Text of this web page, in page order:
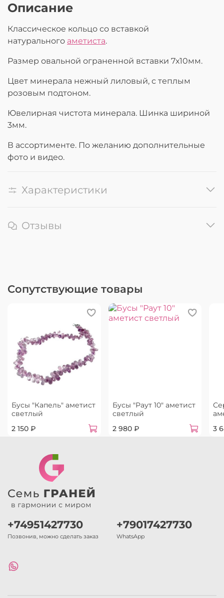
Описание
Классическое кольцо со вставкой
натурального аметиста.
Размер овальной ограненной вставки 7х10мм.
Цвет минерала нежный лиловый, с теплым
розовым подтоном.
Ювелирная чистота минерала. Шинка шириной
3мм.
В ассортименте. По желанию дополнительные
фото и видео.
Характеристики
Отзывы
Сопутствующие товары
Бусы "Капель" аметист
светлый
2 150 ₽
Бусы "Раут 10" аметист
светлый
2 980 ₽
3
+74951427730
Позвонив, можно сделать заказ
+79017427730
WhatsApp